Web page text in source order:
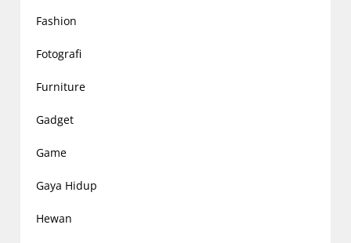
Fashion
Fotografi
Furniture
Gadget
Game
Gaya Hidup
Hewan